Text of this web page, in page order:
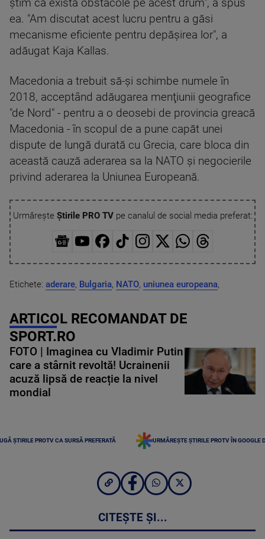
ştim că există obstacole pe acest drum", a spus
ea. "Am discutat acest lucru pentru a găsi
mecanisme eficiente pentru depăşirea lor", a
adăugat Kaja Kallas.
Macedonia a trebuit să-şi schimbe numele în
2018, acceptând adăugarea menţiunii geografice
"de Nord" - pentru a o deosebi de provincia greacă
Macedonia - în scopul de a pune capăt unei
dispute de lungă durată cu Grecia, care bloca din
această cauză aderarea sa la NATO şi negocierile
privind aderarea la Uniunea Europeană.
Urmărește Știrile PRO TVpe canalul de social media preferat:
Etichete: aderare, Bulgaria, NATO, uniunea europeana,
ARTICOL RECOMANDAT DE
SPORT.RO
FOTO | Imaginea cu Vladimir Putin
care a stârnit revoltă! Ucrainenii
acuză lipsă de reacție la nivel
mondial
ȘTIRILE PROTV CA SURSĂ PREFERATĂ URMĂREȘTE ȘTIRILE PROTV ÎN GOOGLE
CITEȘTE ȘI...